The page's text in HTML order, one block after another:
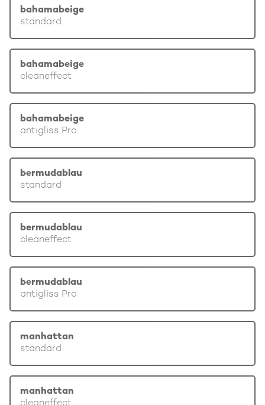
bahamabeige
standard
bahamabeige
cleaneffect
bahamabeige
antigliss Pro
bermudablau
standard
bermudablau
cleaneffect
bermudablau
antigliss Pro
manhattan
standard
manhattan